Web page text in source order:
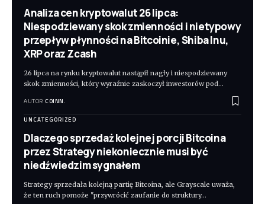
Analiza cen kryptowalut 26 lipca:
Niespodziewany skok zmienności i nietypowy
przepływ płynności na Bitcoinie, Shiba Inu,
XRP oraz Zcash
26 lipca na rynku kryptowalut nastąpił nagły i niespodziewany
skok zmienności, który wyraźnie zaskoczył inwestorów pod…
AUTOR COINN.
UNCATEGORIZED
Dlaczego sprzedaż kolejnej porcji Bitcoina
przez Strategy niekoniecznie musi być
niedźwiedzim sygnałem
Strategy sprzedała kolejną partię Bitcoina, ale Grayscale uważa,
że ten ruch pomoże "przywrócić zaufanie do struktury…